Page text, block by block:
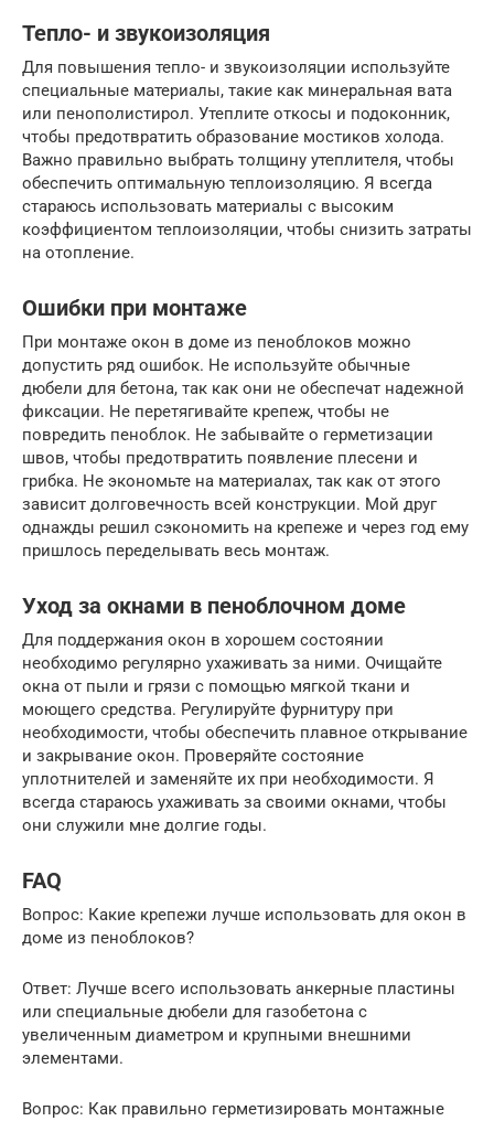
Тепло- и звукоизоляция
Для повышения тепло- и звукоизоляции используйте
специальные материалы, такие как минеральная вата
или пенополистирол. Утеплите откосы и подоконник,
чтобы предотвратить образование мостиков холода.
Важно правильно выбрать толщину утеплителя, чтобы
обеспечить оптимальную теплоизоляцию. Я всегда
стараюсь использовать материалы с высоким
коэффициентом теплоизоляции, чтобы снизить затраты
на отопление.
Ошибки при монтаже
При монтаже окон в доме из пеноблоков можно
допустить ряд ошибок. Не используйте обычные
дюбели для бетона, так как они не обеспечат надежной
фиксации. Не перетягивайте крепеж, чтобы не
повредить пеноблок. Не забывайте о герметизации
швов, чтобы предотвратить появление плесени и
грибка. Не экономьте на материалах, так как от этого
зависит долговечность всей конструкции. Мой друг
однажды решил сэкономить на крепеже и через год ему
пришлось переделывать весь монтаж.
Уход за окнами в пеноблочном доме
Для поддержания окон в хорошем состоянии
необходимо регулярно ухаживать за ними. Очищайте
окна от пыли и грязи с помощью мягкой ткани и
моющего средства. Регулируйте фурнитуру при
необходимости, чтобы обеспечить плавное открывание
и закрывание окон. Проверяйте состояние
уплотнителей и заменяйте их при необходимости. Я
всегда стараюсь ухаживать за своими окнами, чтобы
они служили мне долгие годы.
FAQ
Вопрос: Какие крепежи лучше использовать для окон в
доме из пеноблоков?
Ответ: Лучше всего использовать анкерные пластины
или специальные дюбели для газобетона с
увеличенным диаметром и крупными внешними
элементами.
Вопрос: Как правильно герметизировать монтажные